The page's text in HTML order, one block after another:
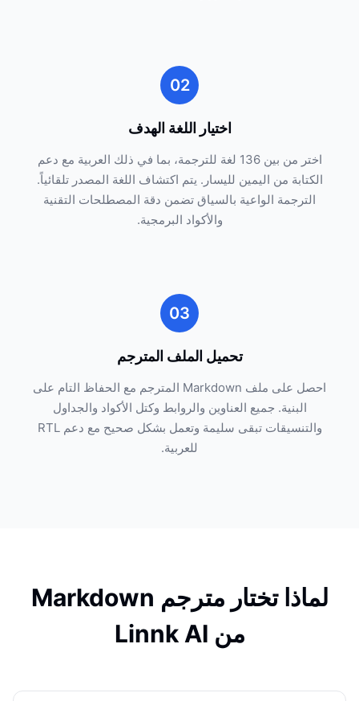
02
اختيار اللغة الهدف
اختر من بين 136 لغة للترجمة، بما في ذلك العربية مع دعم
الكتابة من اليمين لليسار. يتم اكتشاف اللغة المصدر تلقائياً.
الترجمة الواعية بالسياق تضمن دقة المصطلحات التقنية
والأكواد البرمجية.
03
تحميل الملف المترجم
احصل على ملف Markdown المترجم مع الحفاظ التام على
البنية. جميع العناوين والروابط وكتل الأكواد والجداول
والتنسيقات تبقى سليمة وتعمل بشكل صحيح مع دعم RTL
للعربية.
لماذا تختار مترجم Markdown
من Linnk AI